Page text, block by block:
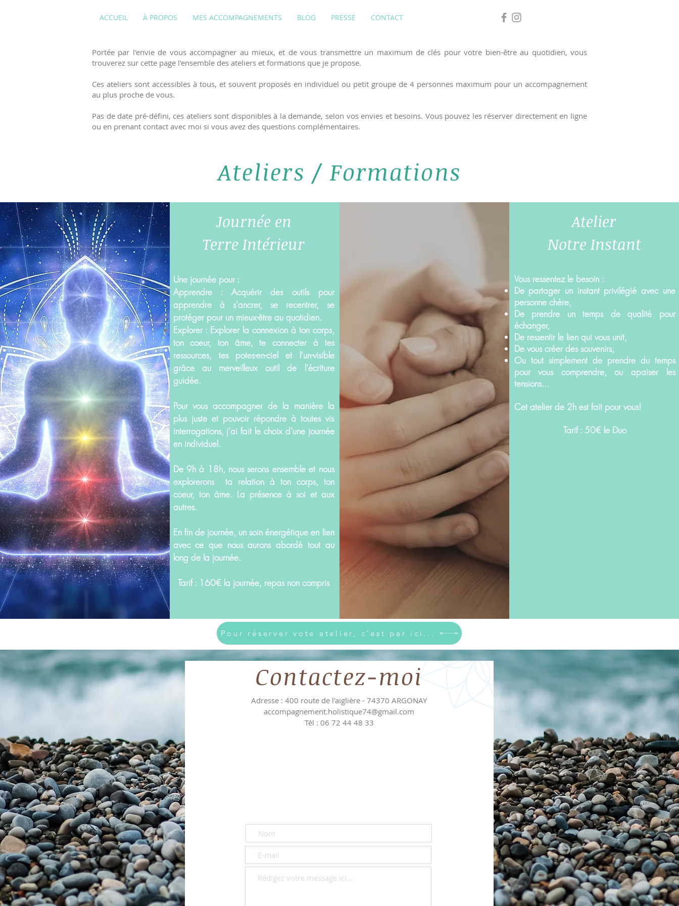
ACCUEIL À PROPOS MES ACCOMPAGNEMENTS BLOG PRESSE CONTACT
Portée par l'envie de vous accompagner au mieux, et de vous transmettre un maximum de clés pour votre bien-être au quotidien, vous
trouverez sur cette page l'ensemble des ateliers et formations que je propose.
Ces ateliers sont accessibles à tous, et souvent proposés en individuel ou petit groupe de 4 personnes maximum pour un accompagnement
au plus proche de vous.
Pas de date pré-défini, ces ateliers sont disponibles à la demande, selon vos envies et besoins. Vous pouvez les réserver directement en ligne
ou en prenant contact avec moi si vous avez des questions complémentaires.
Ateliers / Formations
Pour réserver vote atelier, c'est par ici...
Journée en
Terre Intérieur
Une journée pour :
Apprendre : Acquérir des outils pour
apprendre à s'ancrer, se recentrer, se
protéger pour un mieux-être au quotidien.
Explorer : Explorer la connexion à ton corps,
ton coeur, ton âme, te connecter à tes
ressources, tes potes-en-ciel et l'un-visible
grâce au merveilleux outil de l'écriture
guidée.
Pour vous accompagner de la manière la
plus juste et pouvoir répondre à toutes vis
interrogations, j'ai fait le choix d'une journée
en individuel.
De 9h à 18h, nous serons ensemble et nous
explorerons ta relation à ton corps, ton
coeur, ton âme. La présence à soi et aux
autres.
En fin de journée, un soin énergétique en lien
avec ce que nous aurons abordé tout au
long de la journée.
Tarif : 160€ la journée, repas non compris
Atelier
Notre Instant
Vous ressentez le besoin :
De partager un instant privilégié avec une
personne chère,
De prendre un temps de qualité pour
échanger,
De ressentir le lien qui vous unit,
De vous créer des souvenirs,
Ou tout simplement de prendre du temps
pour vous comprendre, ou apaiser les
tensions...
Cet atelier de 2h est fait pour vous!
Tarif : 50€ le Duo
Contactez-moi
Adresse : 400 route de l'aiglière - 74370 ARGONAY
accompagnement.holistique74@gmail.com
Tél : 06 72 44 48 33